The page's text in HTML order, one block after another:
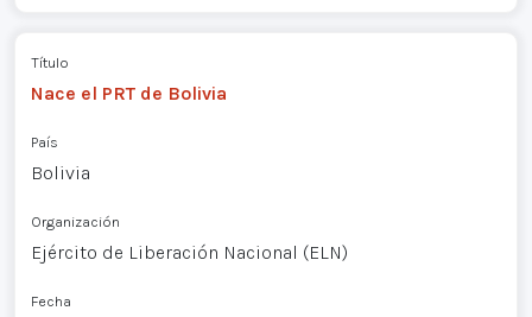
Título
Nace el PRT de Bolivia
País
Bolivia
Organización
Ejército de Liberación Nacional (ELN)
Fecha